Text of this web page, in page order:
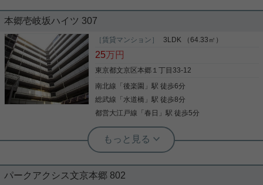
る駅は2駅あり、行き先に応じて使い分けができま
す。南向きのマンションです。現在空家となってお
りますので、お早めのご入居が可能。快適な暮らし
がしたいとお考えの方に、ぜひご紹介したい街があ
いるので、不便さをあまり感じない生活が可能で
す。ぜひお気軽にご連絡ください(#^^#)
写真(9)
本郷壱岐坂ハイツ 307
［賃貸マンション］ 3LDK （64.33㎡）
25万円
東京都文京区本郷１丁目33-12
南北線 「後楽園 」駅 徒歩6分
総武線 「水道橋 」駅 徒歩8分
都営大江戸線 「春日 」駅 徒歩5分
実用春日ホーム 茗荷谷店 堀田枝里
後楽園駅最寄り☆ファミリータイプ、
パークアクシス文京本郷 802